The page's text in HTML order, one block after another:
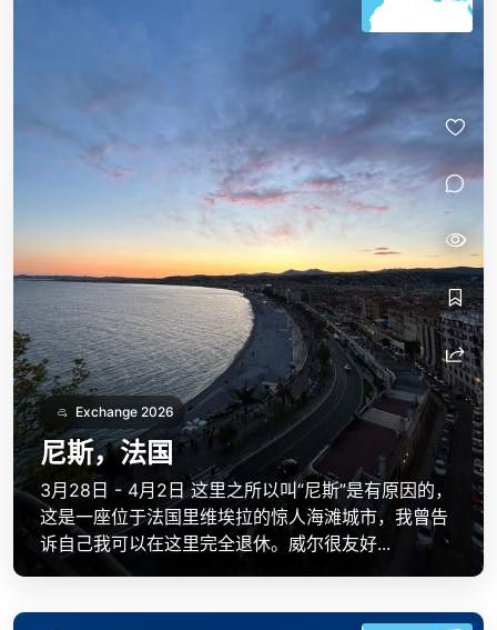
Exchange 2026
尼斯，法国
3月28日 - 4月2日 这里之所以叫“尼斯”是有原因的，
这是一座位于法国里维埃拉的惊人海滩城市，我曾告
诉自己我可以在这里完全退休。威尔很友好...